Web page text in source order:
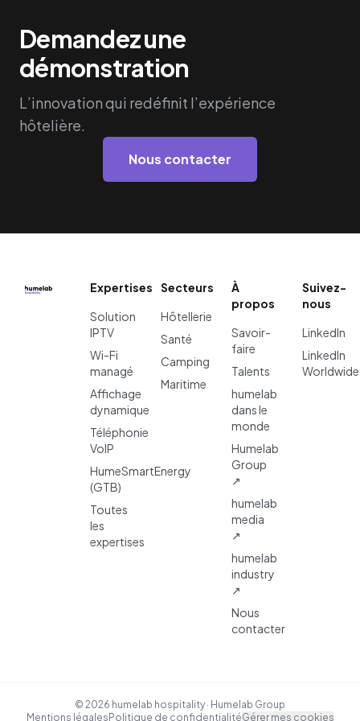
Demandez une
démonstration
L’innovation qui redéfinit l’expérience
hôtelière.
Nous contacter
Expertises
Solution
IPTV
Wi-Fi
managé
Affichage
dynamique
Téléphonie
VoIP
HumeSmartEnergy
(GTB)
Toutes
les
expertises
Secteurs
Hôtellerie
Santé
Camping
Maritime
À
propos
Savoir-
faire
Talents
humelab
dans le
monde
Humelab
Group
↗
humelab
media
↗
humelab
industry
↗
Nous
contacter
Suivez-
nous
LinkedIn
LinkedIn
Worldwide
© 2026 humelab hospitality · Humelab Group
Mentions légales Politique de confidentialitéGérer mes cookies